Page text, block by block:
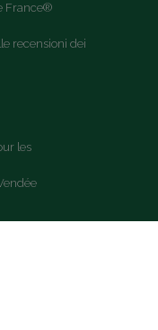
France®
recensioni dei
les